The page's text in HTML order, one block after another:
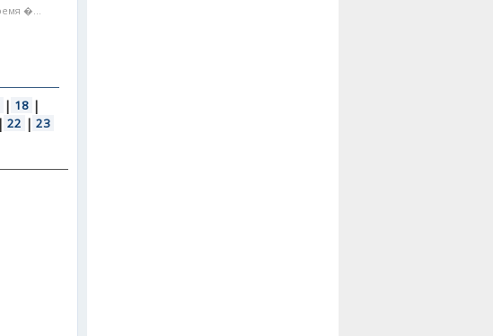
�...
| 18 |
| 22 | 23